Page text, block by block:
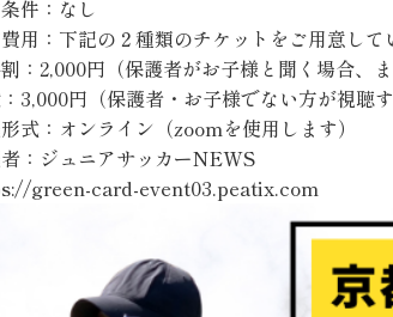
件：なし
用：下記の２種類のチケットをご用意して
：2,000円（保護者がお子様と聞く場合、
3,000円（保護者・お子様でない方が視聴す
式：オンライン（zoomを使用します）
：ジュニアサッカーNEWS
green-card-event03.peatix.com